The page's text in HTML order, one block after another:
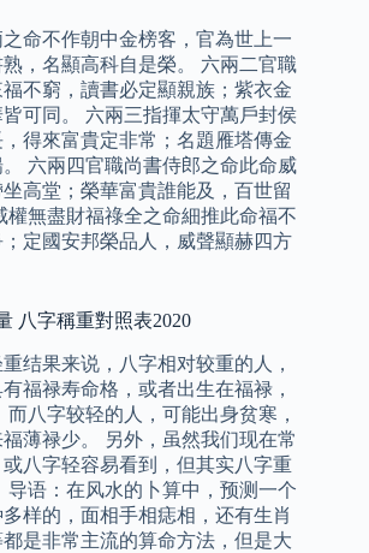
命不作朝中金榜客，官為世上一
，名顯高科自是榮。 六兩二官職
不窮，讀書必定顯親族；紫衣金
可同。 六兩三指揮太守萬戶封侯
得來富貴定非常；名題雁塔傳金
六兩四官職尚書侍郎之命此命威
高堂；榮華富貴誰能及，百世留
權無盡財福祿全之命細推此命福不
定國安邦榮品人，威聲顯赫四方
八字稱重對照表2020
结果来说，八字相对较重的人，
福禄寿命格，或者出生在福禄，
八字较轻的人，可能出身贫寒，
薄禄少。 另外，虽然我们现在常
八字轻容易看到，但其实八字重
导语：在风水的卜算中，预测一个
样的，面相手相痣相，还有生肖
是非常主流的算命方法，但是大